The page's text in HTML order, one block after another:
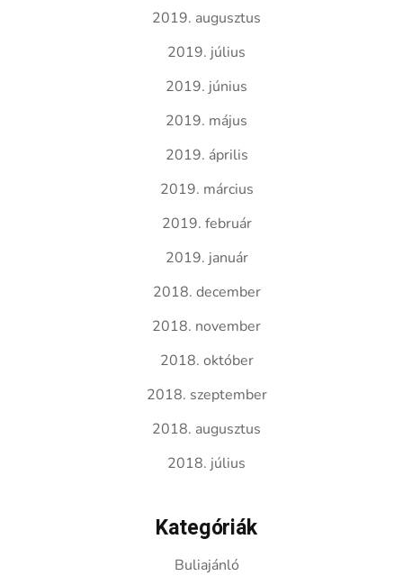
2019. augusztus
2019. július
2019. június
2019. május
2019. április
2019. március
2019. február
2019. január
2018. december
2018. november
2018. október
2018. szeptember
2018. augusztus
2018. július
Kategóriák
Buliajánló